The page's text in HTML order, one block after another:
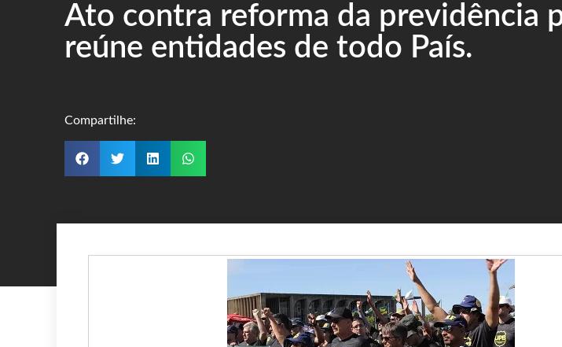
Ato contra reforma da previdência
reúne entidades de todo País.
Compartilhe: